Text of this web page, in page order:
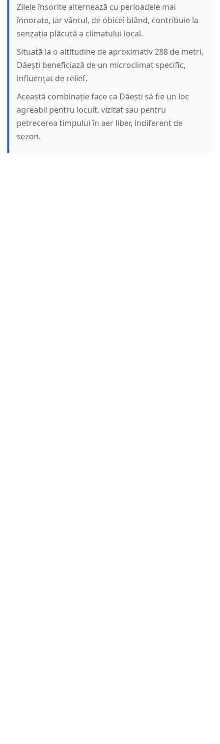
Zilele însorite alternează cu perioadele mai
înnorate, iar vântul, de obicei blând, contribuie la
senzația plăcută a climatului local.
Situată la o altitudine de aproximativ 288 de metri,
Dăești beneficiază de un microclimat specific,
influențat de relief.
Această combinație face ca Dăești să fie un loc
agreabil pentru locuit, vizitat sau pentru
petrecerea timpului în aer liber, indiferent de
sezon.